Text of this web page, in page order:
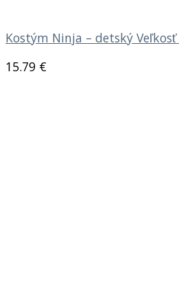
Kostým Ninja – detský
15.79 €